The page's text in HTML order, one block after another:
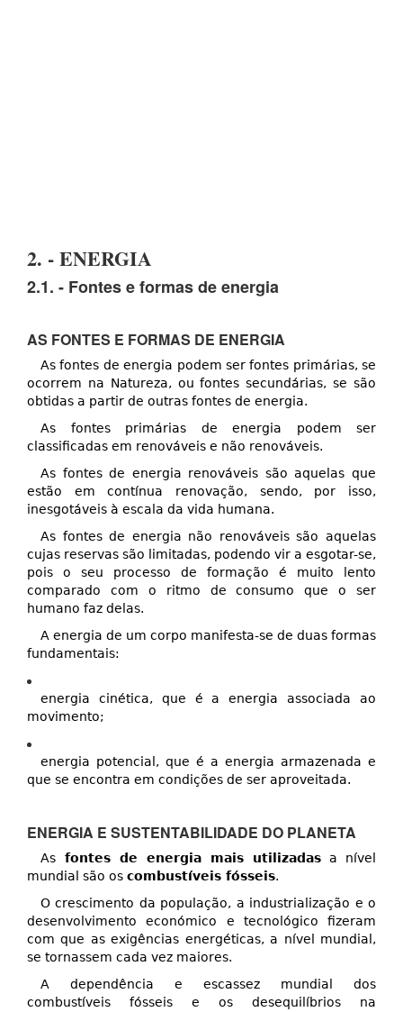
2. - ENERGIA
2.1. - Fontes e formas de energia
AS FONTES E FORMAS DE ENERGIA
As fontes de energia podem ser fontes primárias, se
ocorrem na Natureza, ou fontes secundárias, se são
obtidas a partir de outras fontes de energia.
As fontes primárias de energia podem ser
classificadas em renováveis e não renováveis.
As fontes de energia renováveis são aquelas que
estão em contínua renovação, sendo, por isso,
inesgotáveis à escala da vida humana.
As fontes de energia não renováveis são aquelas
cujas reservas são limitadas, podendo vir a esgotar-se,
pois o seu processo de formação é muito lento
comparado com o ritmo de consumo que o ser
humano faz delas.
A energia de um corpo manifesta-se de duas formas
fundamentais:
energia cinética, que é a energia associada ao
movimento;
energia potencial, que é a energia armazenada e
que se encontra em condições de ser aproveitada.
ENERGIA E SUSTENTABILIDADE DO PLANETA
As fontes de energia mais utilizadas a nível
mundial são os combustíveis fósseis.
O crescimento da população, a industrialização e o
desenvolvimento económico e tecnológico fizeram
com que as exigências energéticas, a nível mundial,
se tornassem cada vez maiores.
A dependência e escassez mundial dos
combustíveis fósseis e os desequilíbrios na